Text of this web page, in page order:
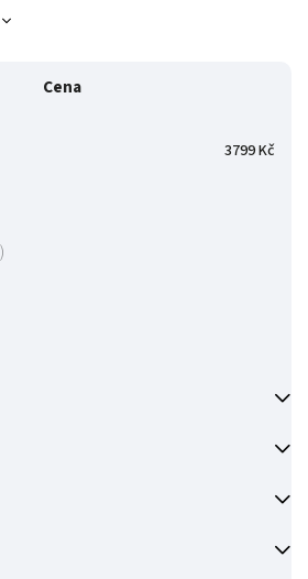
Cena
3799Kč